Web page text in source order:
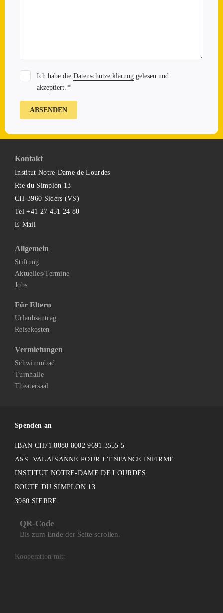
Ich habe die Datenschutzerklärung gelesen und
akzeptiert. *
Kontakt
Institut Notre-Dame de Lourdes
Rte du Simplon 13
CH-3960 Siders (VS)
Tel +41 27 451 24 80
E-Mail
Allgemein
Stiftung
Aktuelles/Termine
Jobs
Für Eltern
Urlaubsantrag
Reisekosten
Vermietungen
Schwimmbad
Turnhalle
Theatersaal
Spenden an
IBAN CH71 8080 8002 9691 3555 5
ASS. VALAISANNE POUR L’ENFANCE INFIRME
INSTITUT NOTRE-DAME DE LOURDES
ROUTE DU SIMPLON 13
3960 SIERRE
QR-Code
Bis zum Ende der Seite scrollen.
Kooperation mit: